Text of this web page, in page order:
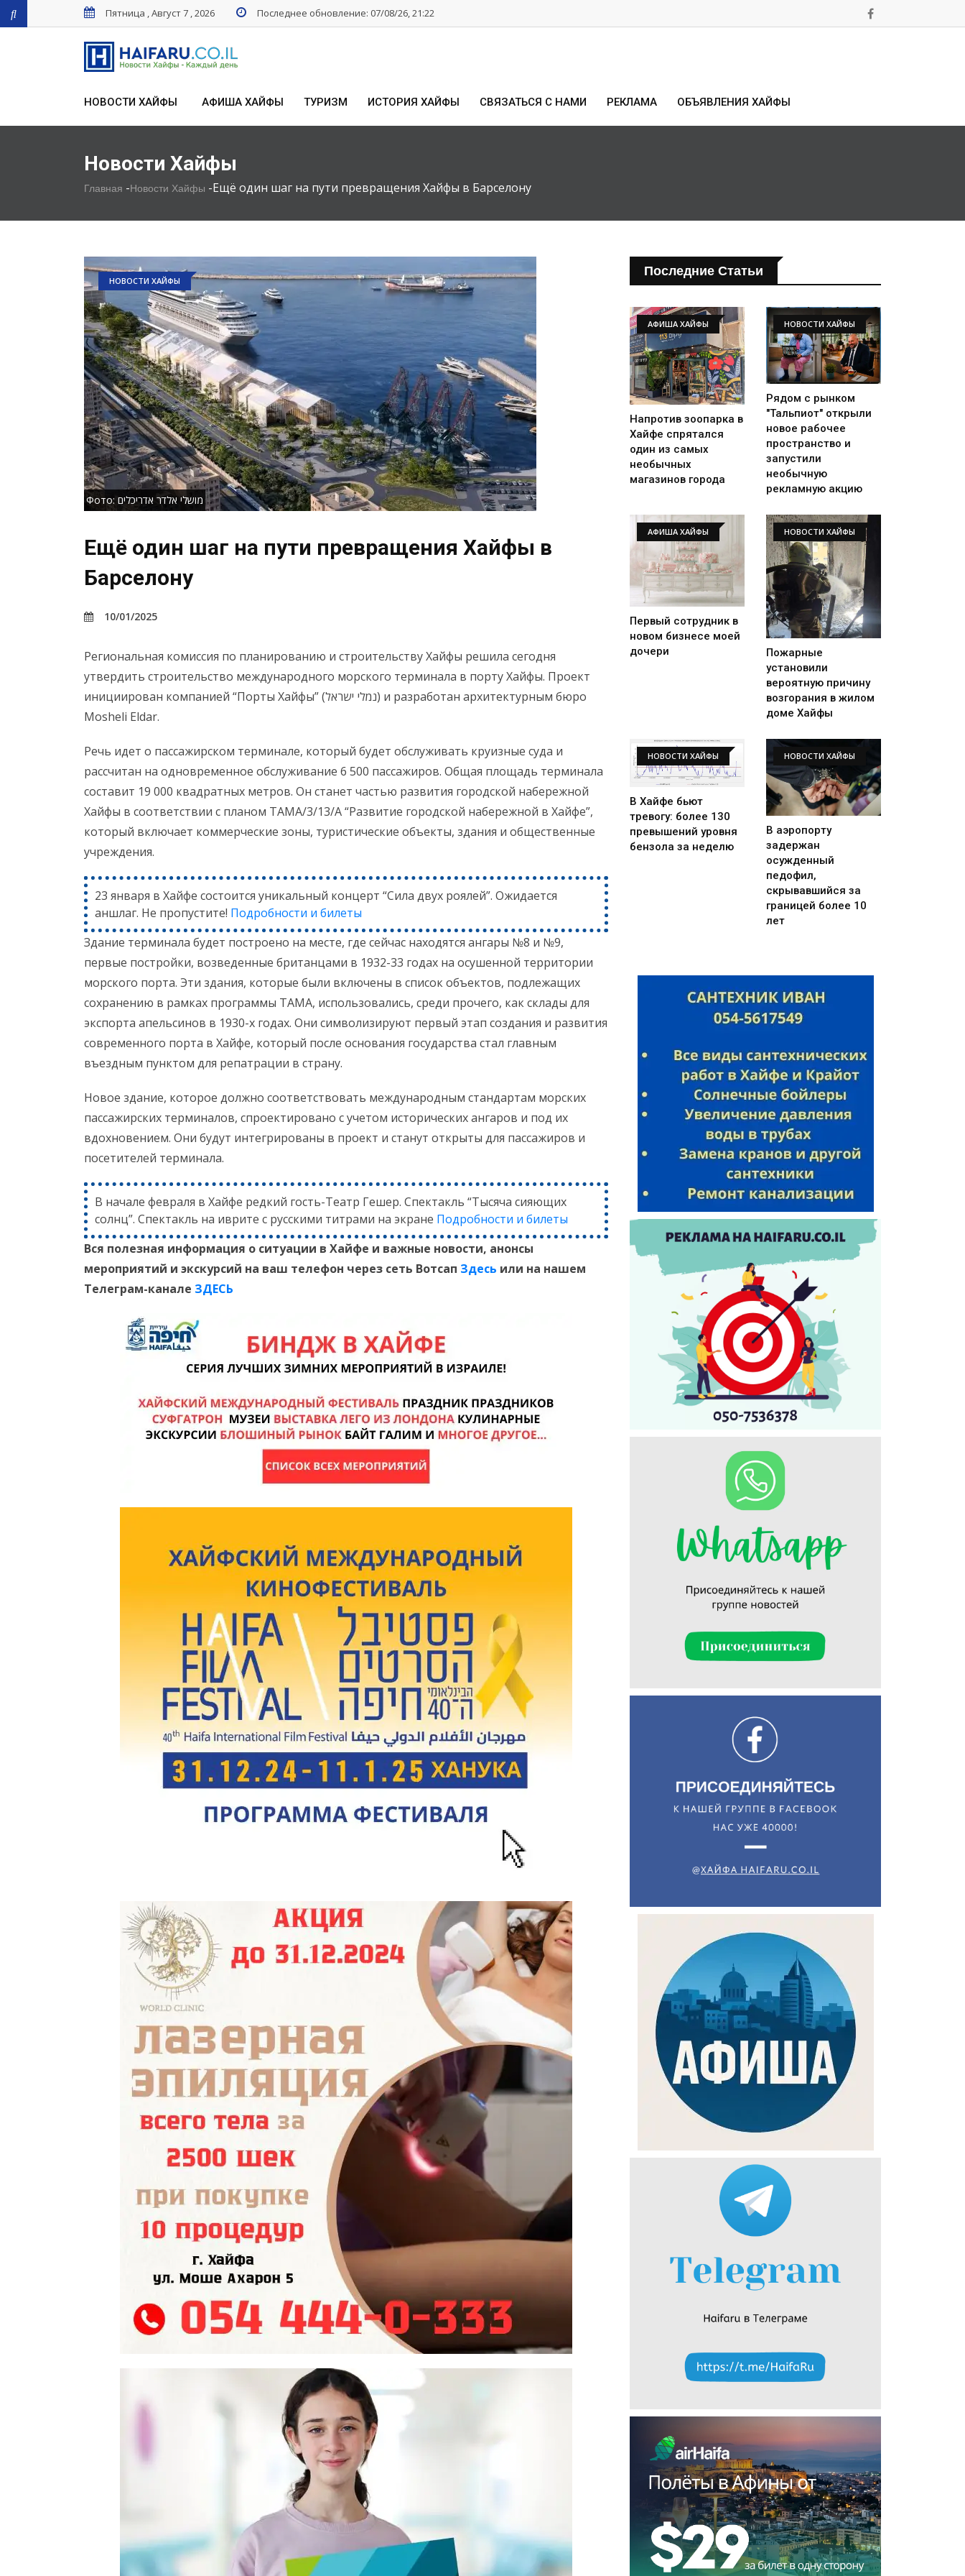
Пятница , Август 7 , 2026 Последнее обновление: 07/08/26, 21:22
НОВОСТИ ХАЙФЫ АФИША ХАЙФЫ ТУРИЗМ ИСТОРИЯ ХАЙФЫ СВЯЗАТЬСЯ С НАМИ РЕКЛАМА ОБЪЯВЛЕНИЯ ХАЙФЫ
Искать
Новости Хайфы
Главная -Новости Хайфы -Ещё один шаг на пути превращения Хайфы в Барселону
НОВОСТИ ХАЙФЫ
Фото: מושלי אלדר אדריכלים
Ещё один шаг на пути превращения Хайфы в
Барселону
10/01/2025
Региональная комиссия по планированию и строительству Хайфы решила сегодня
утвердить строительство международного морского терминала в порту Хайфы. Проект
инициирован компанией “Порты Хайфы” (נמלי ישראל) и разработан архитектурным бюро
Mosheli Eldar.
Речь идет о пассажирском терминале, который будет обслуживать круизные суда и
рассчитан на одновременное обслуживание 6 500 пассажиров. Общая площадь терминала
составит 19 000 квадратных метров. Он станет частью развития городской набережной
Хайфы в соответствии с планом ТАМА/3/13/А “Развитие городской набережной в Хайфе”,
который включает коммерческие зоны, туристические объекты, здания и общественные
учреждения.
23 января в Хайфе состоится уникальный концерт “Сила двух роялей”. Ожидается
аншлаг. Не пропустите! Подробности и билеты
Здание терминала будет построено на месте, где сейчас находятся ангары №8 и №9,
первые постройки, возведенные британцами в 1932-33 годах на осушенной территории
морского порта. Эти здания, которые были включены в список объектов, подлежащих
сохранению в рамках программы ТАМА, использовались, среди прочего, как склады для
экспорта апельсинов в 1930-х годах. Они символизируют первый этап создания и развития
современного порта в Хайфе, который после основания государства стал главным
въездным пунктом для репатрации в страну.
Новое здание, которое должно соответствовать международным стандартам морских
пассажирских терминалов, спроектировано с учетом исторических ангаров и под их
вдохновением. Они будут интегрированы в проект и станут открыты для пассажиров и
посетителей терминала.
В начале февраля в Хайфе редкий гость-Театр Гешер. Спектакль “Тысяча сияющих
солнц”. Спектакль на иврите с русскими титрами на экране Подробности и билеты
Вся полезная информация о ситуации в Хайфе и важные новости, анонсы
мероприятий и экскурсий на ваш телефон через сеть Вотсап Здесь или на нашем
Телеграм-канале ЗДЕСЬ
Последние Статьи
АФИША ХАЙФЫ
Напротив зоопарка в
Хайфе спрятался
один из самых
необычных
магазинов города
НОВОСТИ ХАЙФЫ
Рядом с рынком
"Тальпиот" открыли
новое рабочее
пространство и
запустили
необычную
рекламную акцию
АФИША ХАЙФЫ
Первый сотрудник в
новом бизнесе моей
дочери
НОВОСТИ ХАЙФЫ
Пожарные
установили
вероятную причину
возгорания в жилом
доме Хайфы
НОВОСТИ ХАЙФЫ
В Хайфе бьют
тревогу: более 130
превышений уровня
бензола за неделю
НОВОСТИ ХАЙФЫ
В аэропорту
задержан
осужденный
педофил,
скрывавшийся за
границей более 10
лет